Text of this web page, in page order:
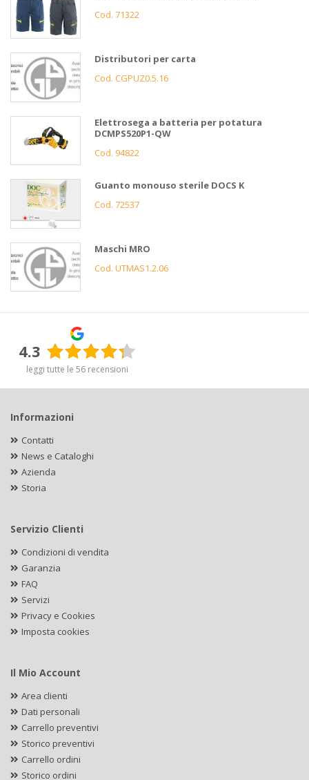
Cod. 71322
Distributori per carta
Cod. CGPUZ0.5.16
Elettrosega a batteria per potatura
DCMPS520P1-QW
Cod. 94822
Guanto monouso sterile DOCS K
Cod. 72537
Maschi MRO
Cod. UTMAS1.2.06
4.3
leggi tutte le 56 recensioni
Informazioni
Contatti
News e Cataloghi
Azienda
Storia
Servizio Clienti
Condizioni di vendita
Garanzia
FAQ
Servizi
Privacy e Cookies
Imposta cookies
Il Mio Account
Area clienti
Dati personali
Carrello preventivi
Storico preventivi
Carrello ordini
Storico ordini